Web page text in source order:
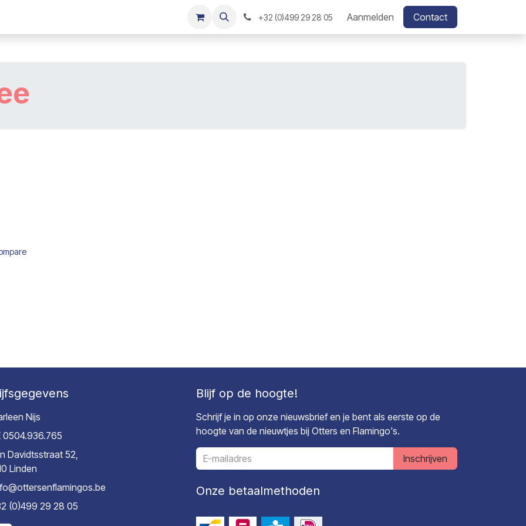
+32 (0)499 29 28 05 Aanmelden Contact
Nijs
0504.936.765
Davidtsstraat 52,
Linden
(0)499 29 28 05
Blijf op de hoogte!
Schrijf je in op onze nieuwsbrief en je bent als eerste op de
hoogte van de nieuwtjes bij Otters en Flamingo's.
Inschrijven
Onze betaalmethoden